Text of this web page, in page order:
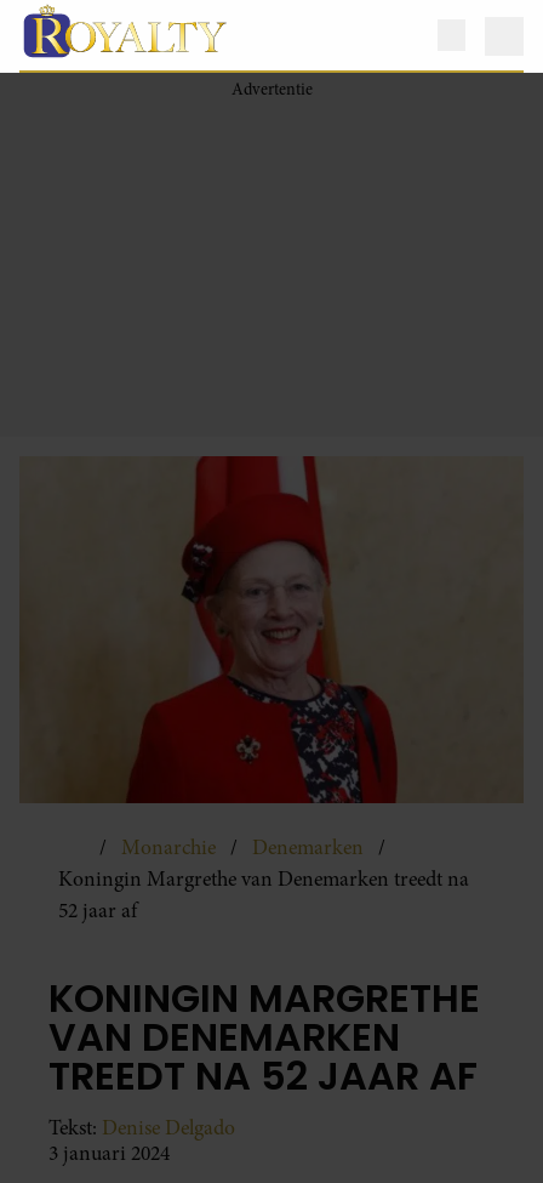
Monarchie
Denemarken
Koningin Margrethe van Denemarken treedt na
52 jaar af
KONINGIN MARGRETHE
VAN DENEMARKEN
TREEDT NA 52 JAAR AF
Tekst: Denise Delgado
3 januari 2024